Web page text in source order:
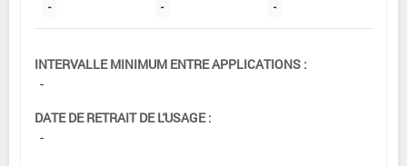
- - -
INTERVALLE MINIMUM ENTRE APPLICATIONS :
-
DATE DE RETRAIT DE L'USAGE :
-